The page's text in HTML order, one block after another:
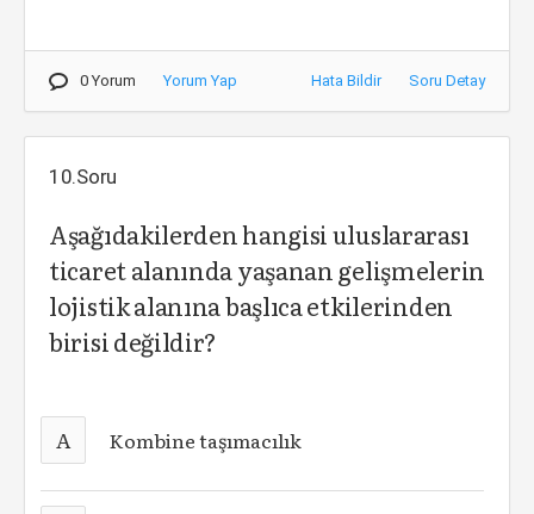
0 Yorum Yorum Yap Hata Bildir Soru Detay
10.Soru
Aşağıdakilerden hangisi uluslararası
ticaret alanında yaşanan gelişmelerin
lojistik alanına başlıca etkilerinden
birisi değildir?
A Kombine taşımacılık